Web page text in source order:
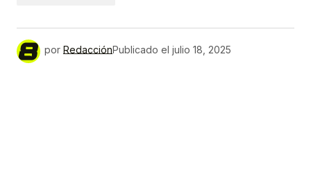
por RedacciónPublicado el julio 18, 2025